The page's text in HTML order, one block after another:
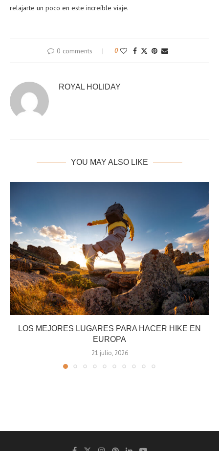
relajarte un poco en este increíble viaje.
0 comments 0
ROYAL HOLIDAY
YOU MAY ALSO LIKE
LOS MEJORES LUGARES PARA HACER HIKE EN
EUROPA
21 julio, 2026